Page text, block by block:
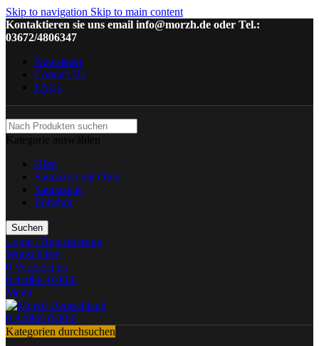
Skip to navigation Skip to main content
Kontaktieren sie uns email info@morzh.de oder Tel.:
03672/4806347
Newsletter
Contact Us
FAQs
Kategorie auswählen
Öfen
Saunazelt mit Ofen
Saunazelte
Zubehör
Suchen
Login / Registrierung
Wunschliste
0 Vergleichen
0 Artikel 0,00 €
Menü
0 Artikel 0,00 €
Kategorien durchsuchen